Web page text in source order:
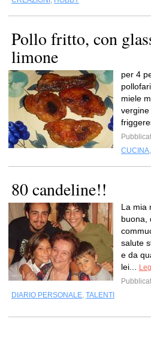
Pollo fritto, con
limone
per 4
miele
CUCINA,
80 candeline!!
La mia
buona,
salute
e da
lei...
DIARIO PERSONALE, TALENTI